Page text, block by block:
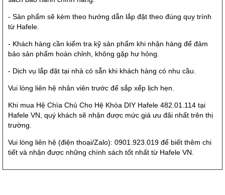
- Sản phẩm sẽ kèm theo hướng dẫn lắp đặt theo đúng quy trình
từ Hafele.
- Khách hàng cần kiểm tra kỹ sản phẩm khi nhận hàng để đảm
bảo sản phẩm hoàn chỉnh, không gặp hư hỏng.
- Dịch vụ lắp đặt tại nhà có sẵn khi khách hàng có nhu cầu.
Vui lòng liên hệ nhân viên trước để sắp xếp lịch hẹn.
Khi mua Hệ Chìa Chủ Cho Hệ Khóa DIY Hafele 482.01.114 tại
Hafele VN, quý khách sẽ nhận được mức giá ưu đãi nhất trên thị
trường.
Vui lòng liên hệ (điện thoại/Zalo): 0901.923.019 để biết thêm chi
tiết và nhận được những chính sách tốt nhất từ Hafele VN.